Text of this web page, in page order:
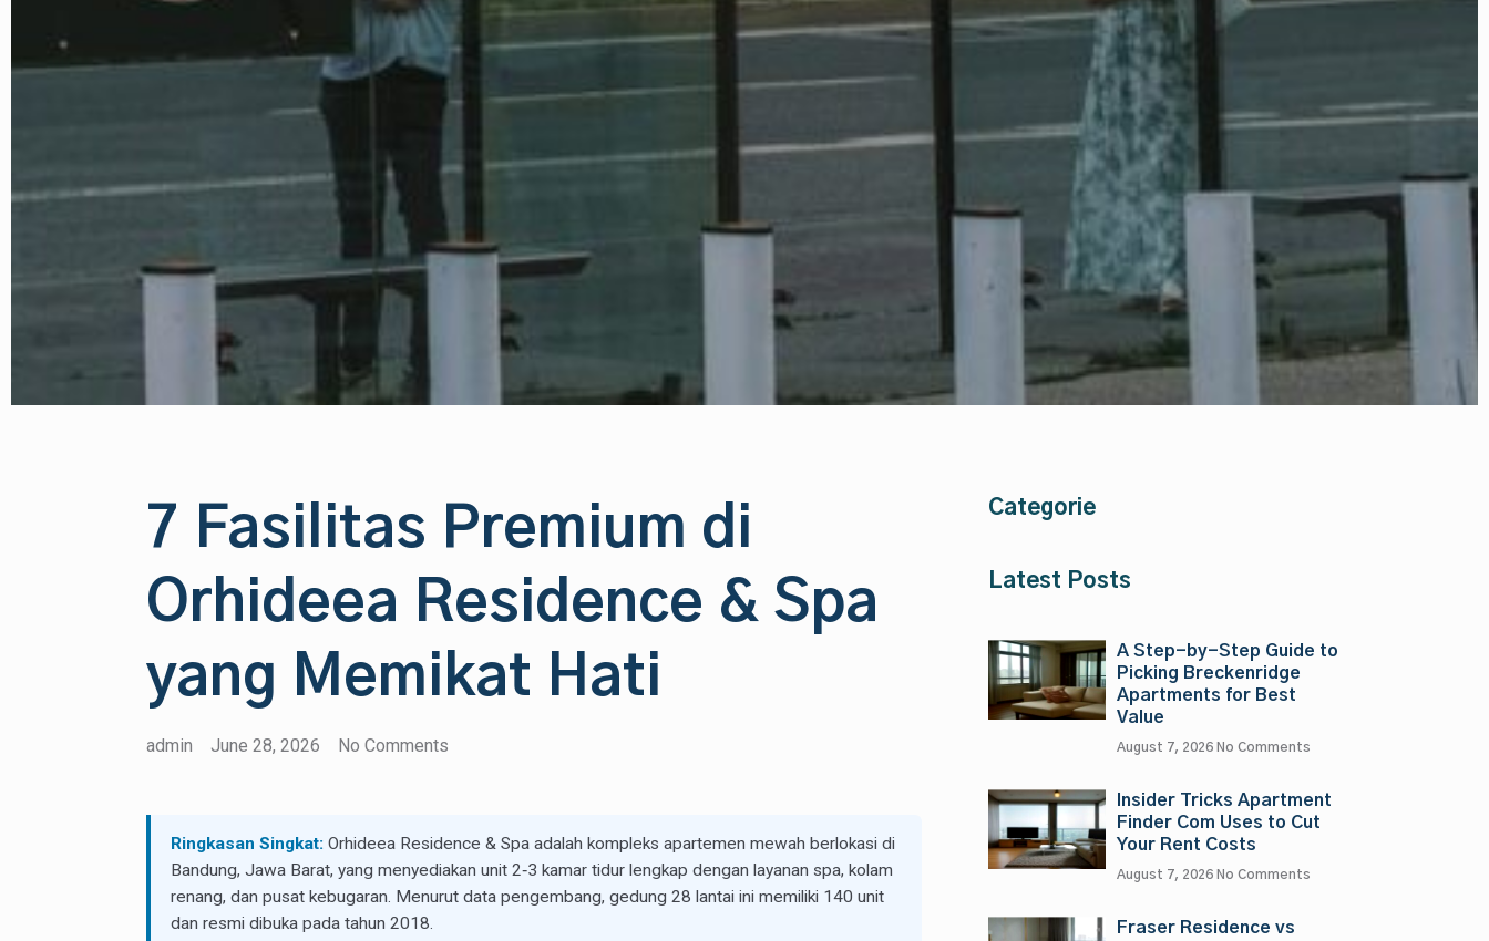
7 Fasilitas Premium di
Orhideea Residence & Spa
yang Memikat Hati
admin June 28, 2026 No Comments
Ringkasan Singkat: Orhideea Residence & Spa adalah kompleks apartemen mewah berlokasi di
Bandung, Jawa Barat, yang menyediakan unit 2‑3 kamar tidur lengkap dengan layanan spa, kolam
renang, dan pusat kebugaran. Menurut data pengembang, gedung 28 lantai ini memiliki 140 unit
dan resmi dibuka pada tahun 2018.
Categorie
Latest Posts
A Step-by-Step Guide to
Picking Breckenridge
Apartments for Best
Value
August 7, 2026 No Comments
Insider Tricks Apartment
Finder Com Uses to Cut
Your Rent Costs
August 7, 2026 No Comments
Fraser Residence vs